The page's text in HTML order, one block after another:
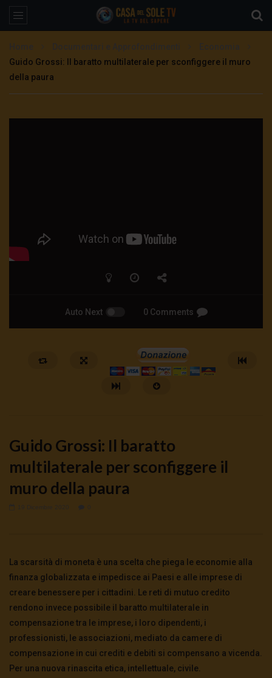
Guido Grossi: Il baratto multilaterale per sconfiggere il muro
della paura
Auto Next 0 Comments
Guido Grossi: Il baratto
multilaterale per sconfiggere il
muro della paura
La scarsità di moneta è una scelta che piega le economie alla
finanza globalizzata e impedisce ai Paesi e alle imprese di
creare benessere per i cittadini. Le reti di mutuo credito
rendono invece possibile il baratto multilaterale in
compensazione tra le imprese, i loro dipendenti, i
professionisti, le associazioni, mediato da camere di
compensazione in cui crediti e debiti si compensano a vicenda.
Per una nuova rinascita etica, intellettuale, civile.